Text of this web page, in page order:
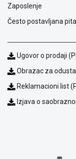
plaćanja
Isporuka
Opšti
uslovi
Zaposlenje
Često postavljana
Ugovor o prodaji
Obrazac za
Reklamacioni list
Izjava o